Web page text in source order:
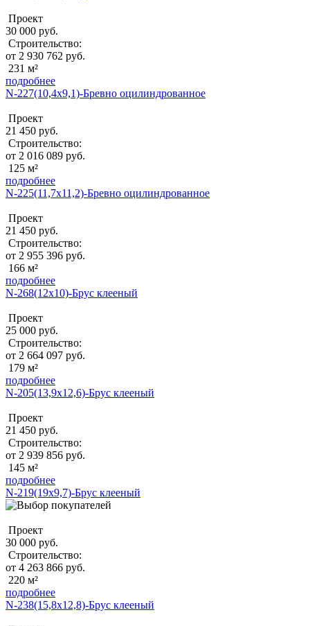
Проект
30 000 руб.
Строительство:
от 2 930 762 руб.
231 м²
подробнее
N-227(10,4x9,1)-Бревно оцилиндрованное
Проект
21 450 руб.
Строительство:
от 2 016 089 руб.
125 м²
подробнее
N-225(11,7x11,2)-Бревно оцилиндрованное
Проект
21 450 руб.
Строительство:
от 2 955 396 руб.
166 м²
подробнее
N-268(12x10)-Брус клееный
Проект
25 000 руб.
Строительство:
от 2 664 097 руб.
179 м²
подробнее
N-205(13,9x12,6)-Брус клееный
Проект
21 450 руб.
Строительство:
от 2 939 856 руб.
145 м²
подробнее
N-219(19x9,7)-Брус клееный
Проект
30 000 руб.
Строительство:
от 4 263 866 руб.
220 м²
подробнее
N-238(15,8x12,8)-Брус клееный